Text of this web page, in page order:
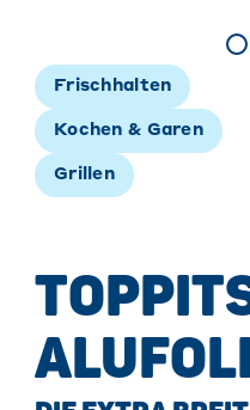
Frischhalten
Kochen & Garen
Grillen